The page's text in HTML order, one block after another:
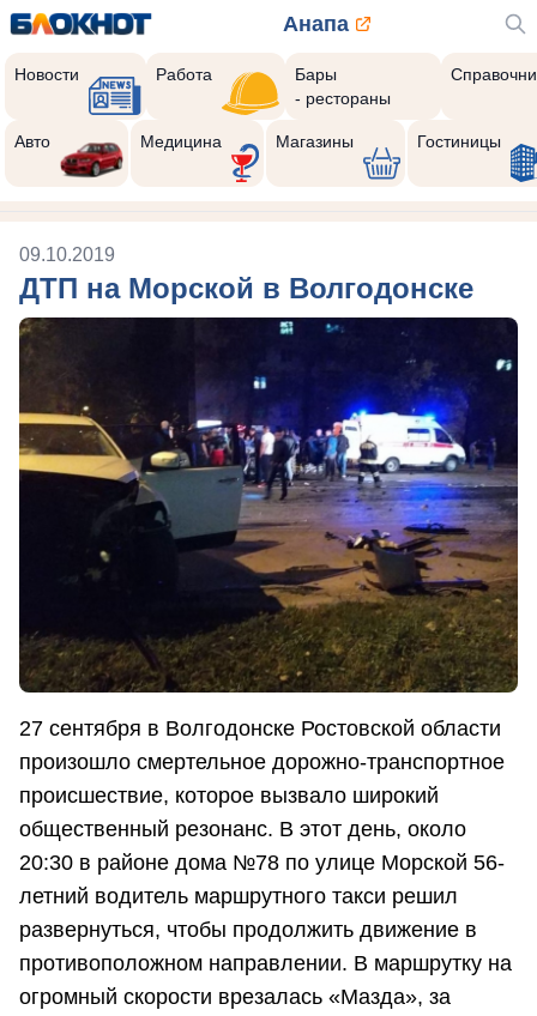
Анапа
Новости Работа
Бары
- рестораны
Авто Медицина Магазины Гостиницы
09.10.2019
ДТП на Морской в Волгодонске
27 сентября в Волгодонске Ростовской области
произошло смертельное дорожно-транспортное
происшествие, которое вызвало широкий
общественный резонанс. В этот день, около
20:30 в районе дома №78 по улице Морской 56-
летний водитель маршрутного такси решил
развернуться, чтобы продолжить движение в
противоположном направлении. В маршрутку на
огромный скорости врезалась «Мазда», за